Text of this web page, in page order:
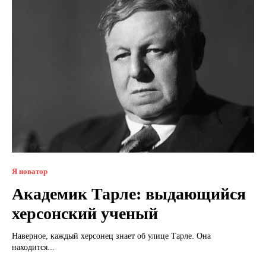
Я новатор
Академик Тарле: выдающийся
херсонский ученый
Наверное, каждый херсонец знает об улице Тарле. Она
находится...